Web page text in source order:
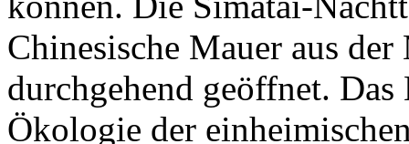
Chinesische Mauer aus
durchgehend geöffnet.
Ökologie der